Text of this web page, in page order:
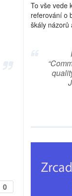
0
To vše vede
referování o
škály názorů